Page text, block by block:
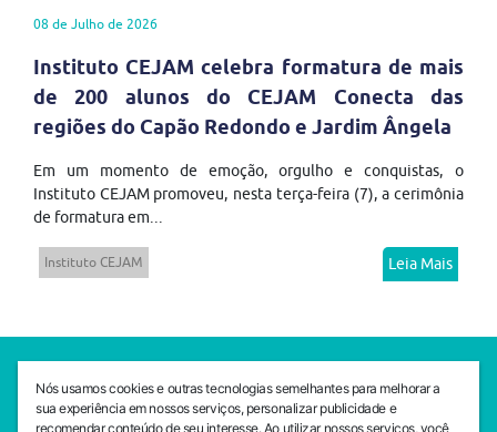
08 de Julho de 2026
Instituto CEJAM celebra formatura de mais
de 200 alunos do CEJAM Conecta das
regiões do Capão Redondo e Jardim Ângela
Em um momento de emoção, orgulho e conquistas, o
Instituto CEJAM promoveu, nesta terça-feira (7), a cerimônia
de formatura em...
Instituto CEJAM Leia Mais
SEDE CEJAM
Av. da Liberdade, 765, Liberdade, São Paulo, 01503-001
(11) 3469 - 1818
Nós usamos cookies e outras tecnologias semelhantes para melhorar a
sua experiência em nossos serviços, personalizar publicidade e
recomendar conteúdo de seu interesse. Ao utilizar nossos serviços, você